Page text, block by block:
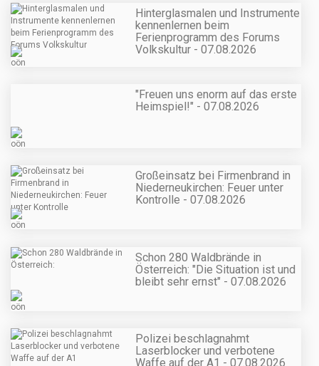
Hinterglasmalen und Instrumente
kennenlernen beim
Ferienprogramm des Forums
Volkskultur - 07.08.2026
"Freuen uns enorm auf das erste
Heimspiel!" - 07.08.2026
Großeinsatz bei Firmenbrand in
Niederneukirchen: Feuer unter
Kontrolle - 07.08.2026
Schon 280 Waldbrände in
Österreich: "Die Situation ist und
bleibt sehr ernst" - 07.08.2026
Polizei beschlagnahmt
Laserblocker und verbotene
Waffe auf der A1 - 07.08.2026